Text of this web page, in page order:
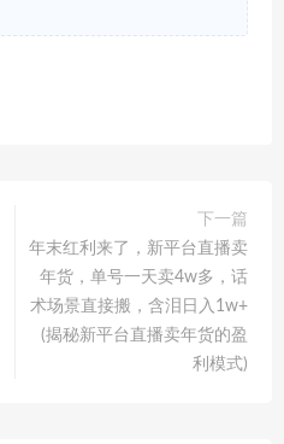
下一篇
年末红利来了，新平台直播卖
年货，单号一天卖4w多，话
术场景直接搬，含泪日入1w+
(揭秘新平台直播卖年货的盈
利模式)